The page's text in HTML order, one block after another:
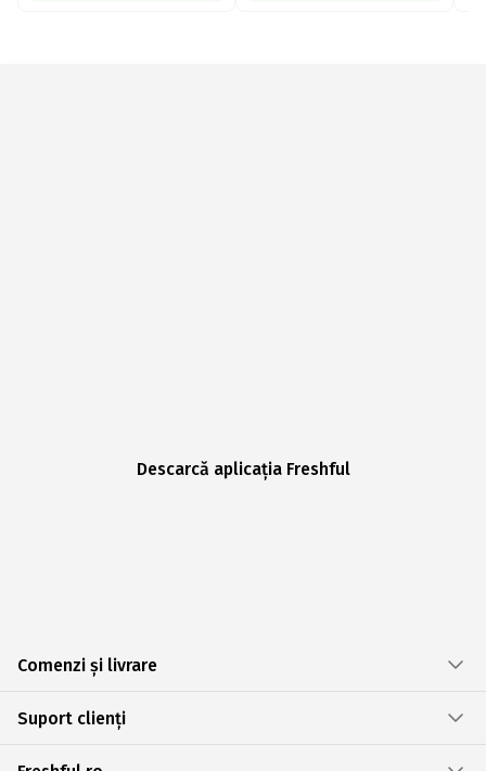
Descarcă aplicația Freshful
Comenzi și livrare
Suport clienți